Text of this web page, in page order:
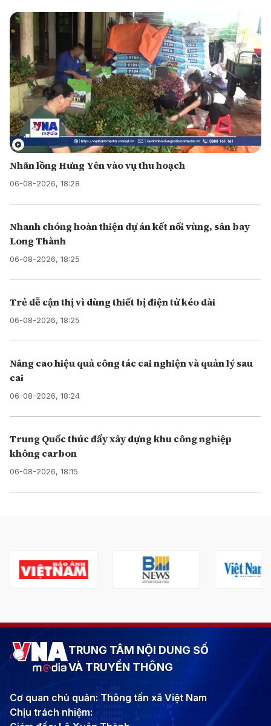
Nhãn lồng Hưng Yên vào vụ thu hoạch
06-08-2026, 18:28
Nhanh chóng hoàn thiện dự án kết nối vùng, sân bay
Long Thành
06-08-2026, 18:25
Trẻ dễ cận thị vì dùng thiết bị điện tử kéo dài
06-08-2026, 18:25
Nâng cao hiệu quả công tác cai nghiện và quản lý sau
cai
06-08-2026, 18:24
Trung Quốc thúc đẩy xây dựng khu công nghiệp
không carbon
06-08-2026, 18:15
TRUNG TÂM NỘI DUNG SỐ
VÀ TRUYỀN THÔNG
Cơ quan chủ quản: Thông tấn xã Việt Nam
Chịu trách nhiệm: